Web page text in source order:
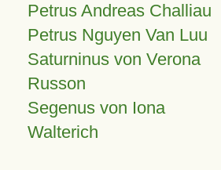
Petrus Andreas Challiau
Petrus Nguyen Van Luu
Saturninus von Verona
Russon
Segenus von Iona
Walterich